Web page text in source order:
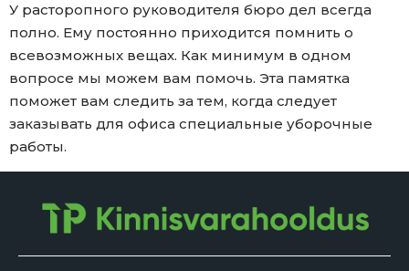
У расторопного руководителя бюро дел всегда
полно. Ему постоянно приходится помнить о
всевозможных вещах. Как минимум в одном
вопросе мы можем вам помочь. Эта памятка
поможет вам следить за тем, когда следует
заказывать для офиса специальные уборочные
работы.